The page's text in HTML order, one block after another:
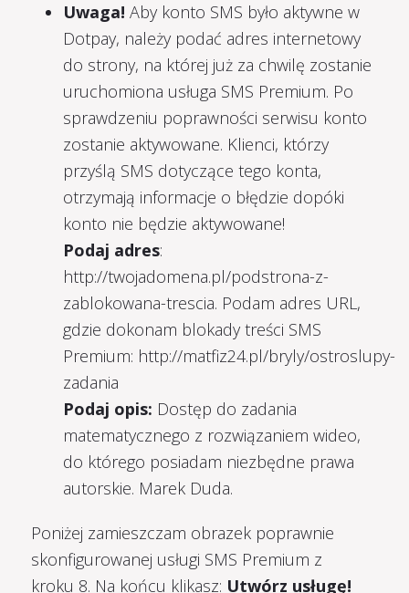
Uwaga! Aby konto SMS było aktywne w
Dotpay, należy podać adres internetowy
do strony, na której już za chwilę zostanie
uruchomiona usługa SMS Premium. Po
sprawdzeniu poprawności serwisu konto
zostanie aktywowane. Klienci, którzy
przyślą SMS dotyczące tego konta,
otrzymają informacje o błędzie dopóki
konto nie będzie aktywowane!
Podaj adres:
http://twojadomena.pl/podstrona-z-
zablokowana-trescia. Podam adres URL,
gdzie dokonam blokady treści SMS
Premium: http://matfiz24.pl/bryly/ostroslupy-
zadania
Podaj opis: Dostęp do zadania
matematycznego z rozwiązaniem wideo,
do którego posiadam niezbędne prawa
autorskie. Marek Duda.
Poniżej zamieszczam obrazek poprawnie
skonfigurowanej usługi SMS Premium z
kroku 8. Na końcu klikasz: Utwórz usługę!